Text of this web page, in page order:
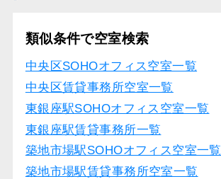
類似条件で空室検索
中央区SOHOオフィス空室一覧
中央区賃貸事務所空室一覧
東銀座駅SOHOオフィス空室一覧
東銀座駅賃貸事務所一覧
築地市場駅SOHOオフィス空室一覧
築地市場駅賃貸事務所空室一覧